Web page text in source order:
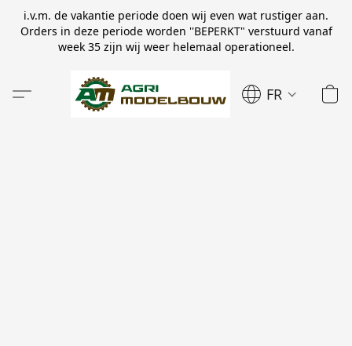
i.v.m. de vakantie periode doen wij even wat rustiger aan.
Orders in deze periode worden ''BEPERKT" verstuurd vanaf
week 35 zijn wij weer helemaal operationeel.
FR